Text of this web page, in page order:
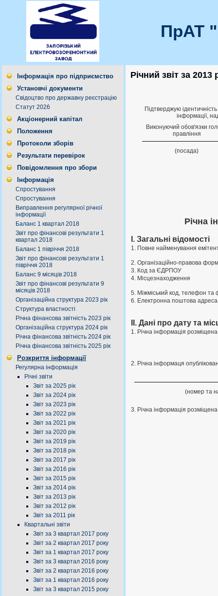
ПрАТ
Інформація про підприємство
Установчі документи
Свідоцтво про державну реєстрацію
Статут 2026
Акціонерний капітал
Положення
Протоколи зборів
Результати перевірок
Повідомлення про збори
Інформація
Спростування
Спростування
Виправлення регулярної річної
інформації
Баланс 1 квартал 2018
Звіт про фінансові результати 1
квартал 2018
Баланс 1 півріччя 2018
Звіт про фінансові результати 1
півріччя 2018
Баланс 9 місяців 2018
Звіт про фінансові результати 9
місяців 2018
Організаційна структура 2023 рік
Структура властності
Річна фінансова звітність 2023 рік
Організаційна структура 2024 рік
Річна фінансова звітність 2024 рік
Річна фінансова звітність 2025 рік
Розкриття інформації
Регулярна інформація
Річні звіти
Звіт за 2025 рік
Звіт за 2024 рік
Звіт за 2023 рік
Звіт за 2022 рік
Звіт за 2021 рік
Звіт за 2020 рік
Звіт за 2019 рік
Звіт за 2018 рік
Звіт за 2017 рік
Звіт за 2016 рік
Звіт за 2015 рік
Звіт за 2014 рік
Звіт за 2013 рік
Звіт за 2012 рік
Звіт за 2011 рік
Квартальні звіти
Звіт за 3 квартал 2017 року
Звіт за 2 квартал 2017 року
Звіт за 1 квартал 2017 року
Звіт за 3 квартал 2016 року
Звіт за 2 квартал 2016 року
Звіт за 1 квартал 2016 року
Звіт за 3 квартал 2015 року
Річний звіт за 2013
Підтверджую
інформації,
Виконуючий обов'язки
правлiння
(посада)
Річна
І. Загальні відомості
1. Повне найменування
2. Організаційно-правова
3. Код за ЄДРПОУ
4. Місцезнаходження
5. Міжміський код, телефон та
6. Електронна поштова адреса
ІІ. Дані про дату та
1. Річна інформація розміщена
2. Річна інформаця
(номер та
3. Річна інформація розміщена